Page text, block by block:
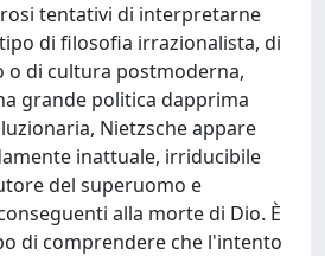
tentativi di interpretarne
di filosofia irrazionalista, di
o di cultura postmoderna,
grande politica dapprima
Nietzsche appare
inattuale, irriducibile
del superuomo e
alla morte di Dio. È
di comprendere che l'intento